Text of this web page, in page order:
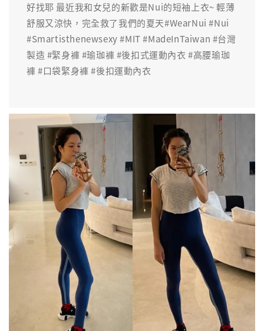
好找耶 最近我和女兒的新歡是Nui的短袖上衣~ 輕薄
舒服又涼快，完全救了我們的夏天#WearNui #Nui
#Smartisthenewsexy #MIT #MadeInTaiwan #台灣
製造 #緊身褲 #瑜珈褲 #後扣式運動內衣 #高腰瑜珈
褲 #口袋緊身褲 #後扣運動內衣